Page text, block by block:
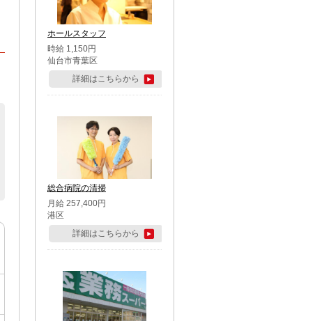
ホールスタッフ
時給 1,150円
仙台市青葉区
詳細はこちらから
総合病院の清掃
月給 257,400円
港区
詳細はこちらから